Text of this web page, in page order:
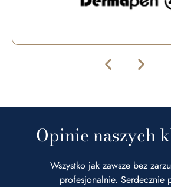
Opinie naszych
Wszystko jak zawsze bez
profesjonalnie. Serdecznie